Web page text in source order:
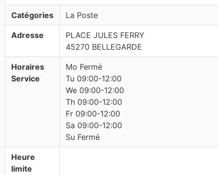
Catégories La Poste
Adresse
PLACE JULES FERRY
45270 BELLEGARDE
Horaires
Service
Mo Fermé
Tu 09:00-12:00
We 09:00-12:00
Th 09:00-12:00
Fr 09:00-12:00
Sa 09:00-12:00
Su Fermé
Heure
limite